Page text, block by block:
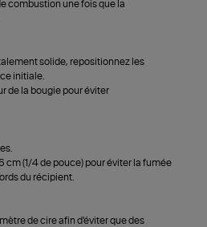
combustion une fois que la
solide, repositionnez les
initiale.
de la bougie pour éviter
cm (1/4 de pouce) pour éviter la fumée
du récipient.
de cire afin d'éviter que des